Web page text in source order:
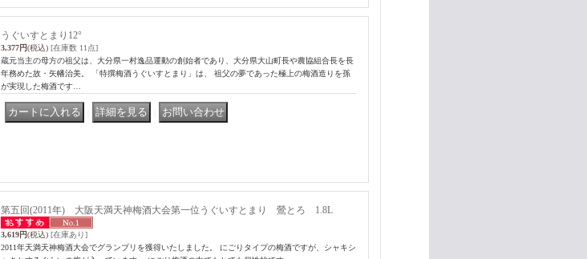
うぐいすとまり12°
3,377円(税込) [在庫数 11点]
蔵元当主の母方の祖父は、大分県一村逸品運動の創始者であり、大分県大山町長や農協組合長を長
年務めた故・矢幡治美。 「特撰梅酒うぐいすとまり」は、 祖父の夢であった極上の梅酒造りを孫
が実現した梅酒です…
第五回(2011年) 大阪天満天神梅酒大会第一位うぐいすとまり 鶯とろ 1.8L
3,619円(税込) [在庫あり]
2011年天満天神梅酒大会でグランプリを獲得いたしました。 にごりタイプの梅酒ですが、シャキシ